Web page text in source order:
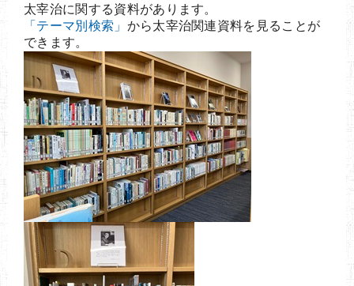
太宰治に関する資料があります。
「テーマ別検索」 から太宰治関連資料を見ることが
できます。